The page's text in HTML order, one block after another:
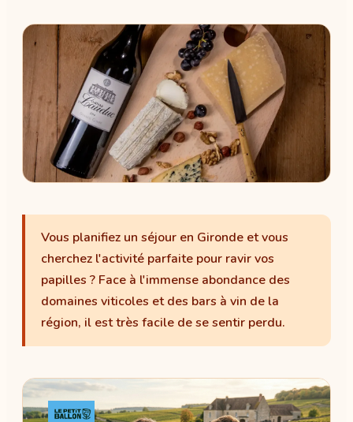
Vous planifiez un séjour en Gironde et vous
cherchez l'activité parfaite pour ravir vos
papilles ? Face à l'immense abondance des
domaines viticoles et des bars à vin de la
région, il est très facile de se sentir perdu.